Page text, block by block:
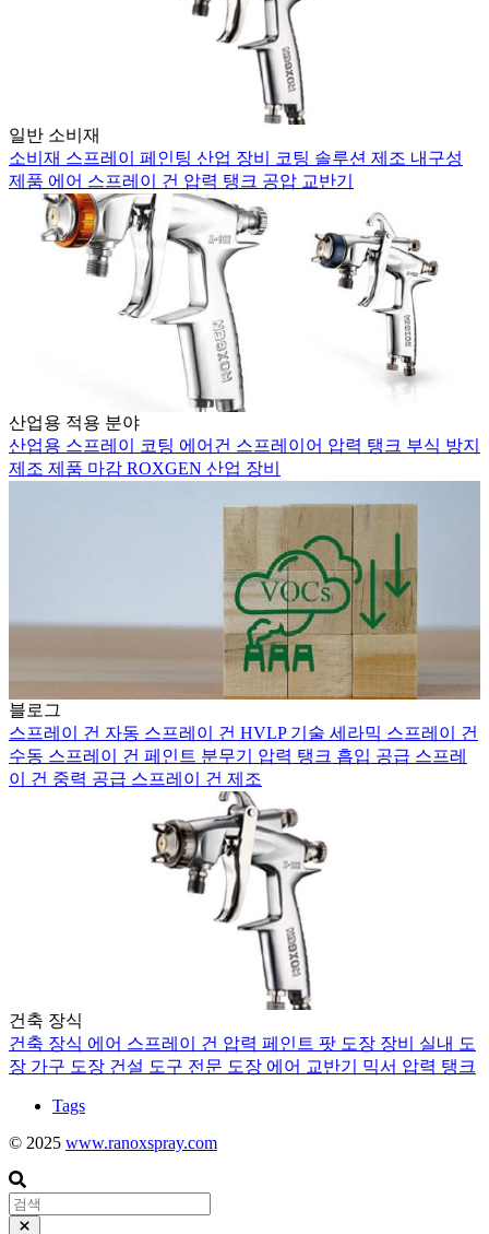
일반 소비재
소비재 스프레이 페인팅 산업 장비 코팅 솔루션 제조 내구성
제품 에어 스프레이 건 압력 탱크 공압 교반기
산업용 적용 분야
산업용 스프레이 코팅 에어건 스프레이어 압력 탱크 부식 방지
제조 제품 마감 ROXGEN 산업 장비
블로그
스프레이 건 자동 스프레이 건 HVLP 기술 세라믹 스프레이 건
수동 스프레이 건 페인트 분무기 압력 탱크 흡입 공급 스프레
이 건 중력 공급 스프레이 건 제조
건축 장식
건축 장식 에어 스프레이 건 압력 페인트 팟 도장 장비 실내 도
장 가구 도장 건설 도구 전문 도장 에어 교반기 믹서 압력 탱크
Tags
© 2025 www.ranoxspray.com